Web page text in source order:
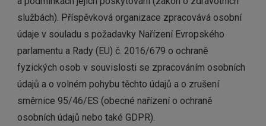
službách). Příspěvková organizace zpracovává osobní
údaje v souladu s požadavky Nařízení Evropského
parlamentu a Rady (EU) č. 2016/679 o ochraně
fyzických osob v souvislosti se zpracováním osobních
údajů a o volném pohybu těchto údajů a o zrušení
směrnice 95/46/ES (obecné nařízení o ochraně
osobních údajů nebo také GDPR).